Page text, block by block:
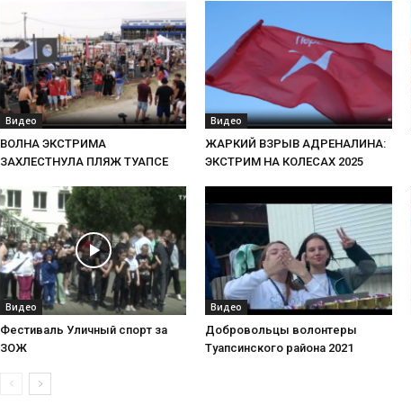
Видео
ВОЛНА ЭКСТРИМА
ЗАХЛЕСТНУЛА ПЛЯЖ ТУАПСЕ
Видео
ЖАРКИЙ ВЗРЫВ АДРЕНАЛИНА:
ЭКСТРИМ НА КОЛЕСАХ 2025
Видео
Фестиваль Уличный спорт за
ЗОЖ
Видео
Добровольцы волонтеры
Туапсинского района 2021